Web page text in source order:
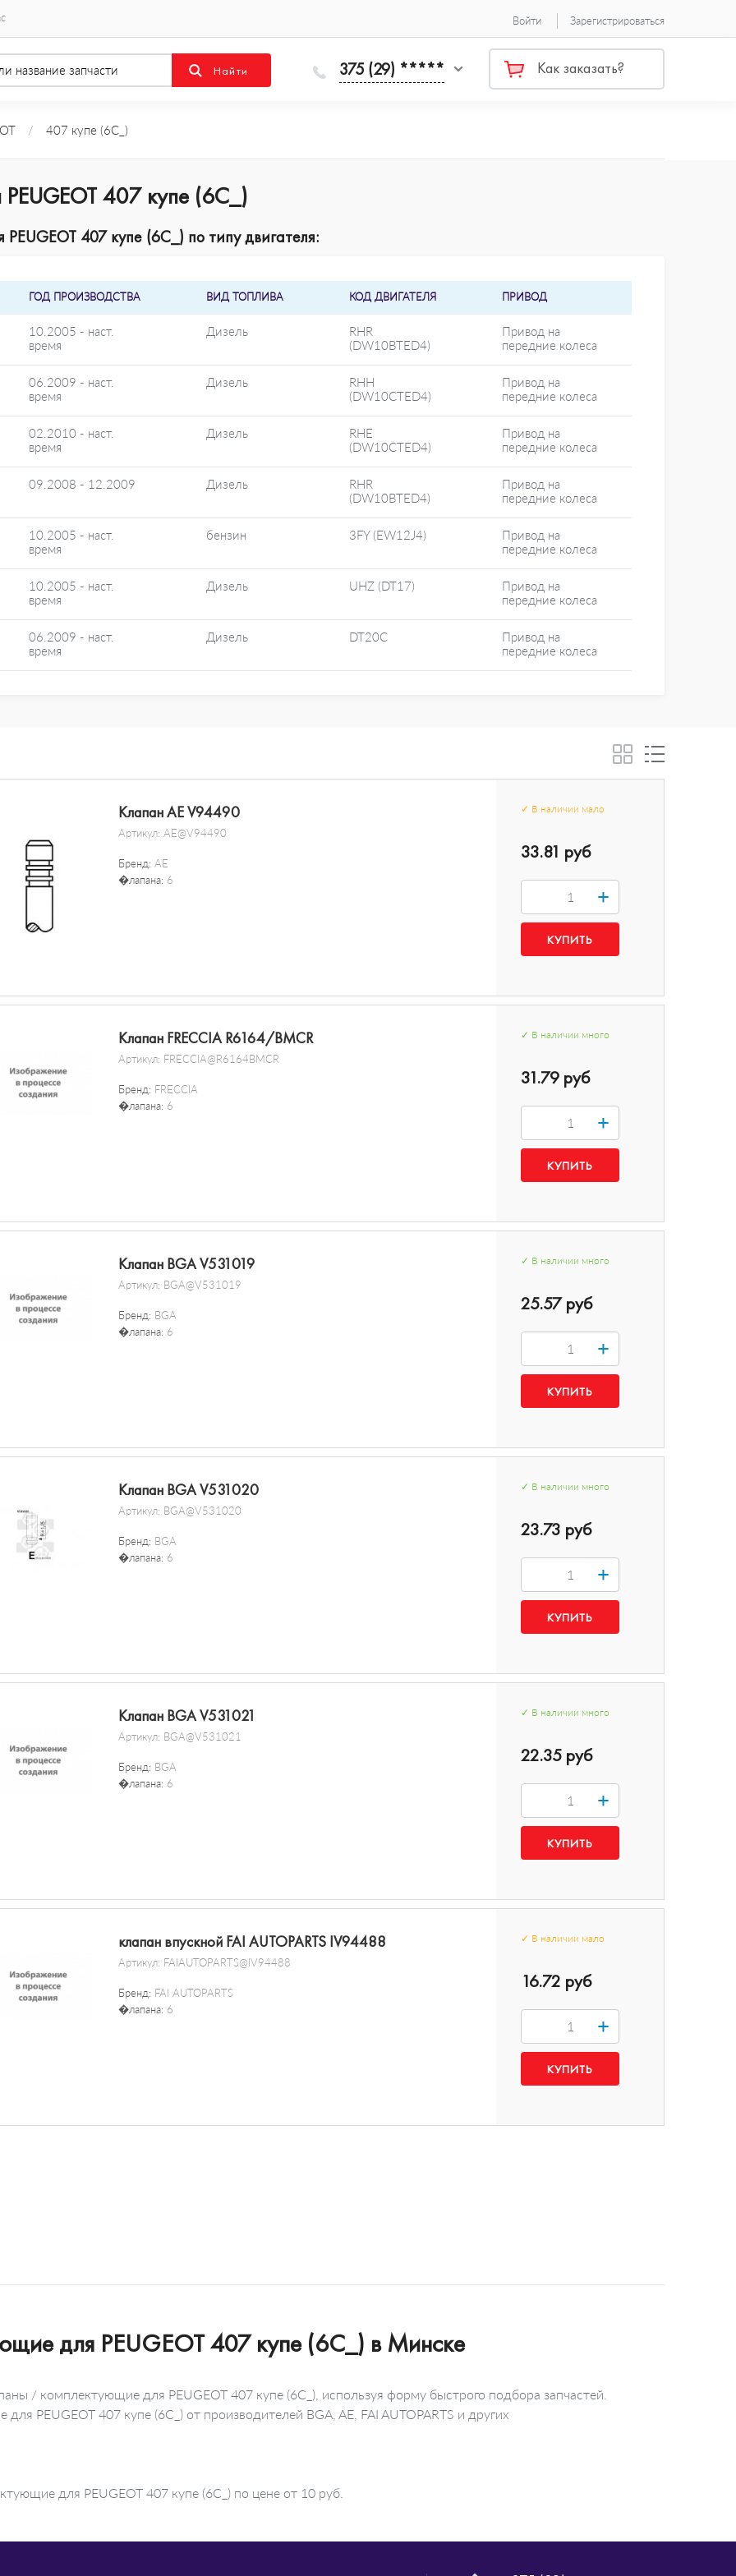
Войти Зарегистрироваться
375 (29) ***** Как заказать?
/ 407 купе (6C_)
407 купе (6C_)
407 купе (6C_) по типу двигателя:
ГОД ПРОИЗВОДСТВА ВИД ТОПЛИВА КОД ДВИГАТЕЛЯ ПРИВОД
10.2005 - наст.
время
Дизель
RHR
(DW10BTED4)
Привод на
передние колеса
06.2009 - наст.
время
Дизель
RHH
(DW10CTED4)
Привод на
передние колеса
02.2010 - наст.
время
Дизель
RHE
(DW10CTED4)
Привод на
передние колеса
09.2008 - 12.2009 Дизель
RHR
(DW10BTED4)
Привод на
передние колеса
10.2005 - наст.
время
бензин 3FY (EW12J4)
Привод на
передние колеса
10.2005 - наст.
время
Дизель UHZ (DT17)
Привод на
передние колеса
06.2009 - наст.
время
Дизель DT20C
Привод на
передние колеса
Клапан AE V94490
Артикул: AE@V94490
Бренд: AE
�лапана: 6
✓ В наличии мало
33.81 руб
+
Клапан FRECCIA R6164/BMCR
Артикул: FRECCIA@R6164BMCR
Бренд: FRECCIA
�лапана: 6
✓ В наличии много
31.79 руб
+
Клапан BGA V531019
Артикул: BGA@V531019
Бренд: BGA
�лапана: 6
✓ В наличии много
25.57 руб
+
Клапан BGA V531020
Артикул: BGA@V531020
Бренд: BGA
�лапана: 6
✓ В наличии много
23.73 руб
+
Клапан BGA V531021
Артикул: BGA@V531021
Бренд: BGA
�лапана: 6
✓ В наличии много
22.35 руб
+
клапан впускной FAI AUTOPARTS IV94488
Артикул: FAIAUTOPARTS@IV94488
Бренд: FAI AUTOPARTS
�лапана: 6
✓ В наличии мало
16.72 руб
+
для PEUGEOT 407 купе (6C_) в Минске
/ комплектующие для PEUGEOT 407 купе (6C_), используя форму быстрого подбора запчастей.
PEUGEOT 407 купе (6C_) от производителей BGA, AE, FAI AUTOPARTS и других
для PEUGEOT 407 купе (6C_) по цене от 10 руб.